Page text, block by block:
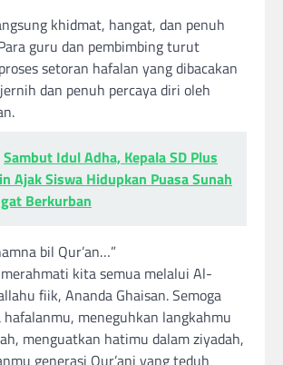
khidmat, hangat, dan penuh
guru dan pembimbing turut
setoran hafalan yang dibacakan
dan penuh percaya diri oleh
Sambut Idul Adha, Kepala SD Plus
Ajak Siswa Hidupkan Puasa Sunah
Berkurban
bil Qur’an…”
kita semua melalui Al-
fiik, Ananda Ghaisan. Semoga
meneguhkan langkahmu
menguatkan hatimu dalam ziyadah,
generasi Qur’ani yang teduh